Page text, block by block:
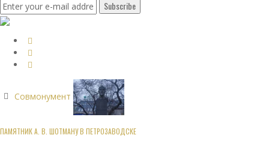
Совмонумент
ПАМЯТНИК А. В. ШОТМАНУ В ПЕТРОЗАВОДСКЕ